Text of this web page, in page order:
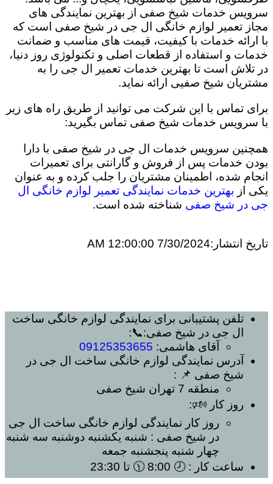
سرویس خدمات شیخ صفی از بهترین نمایندگی های
مجاز تعمیر لوازم خانگی ال جی در شیخ صفی است که
با ارائه خدمات با کیفیت، قیمت های مناسب و ضمانت
خدمات و استفاده از قطعات اصلی و تکنولوژی روز دنیا،
در تلاش است تا بهترین خدمات تعمیر ال جی را به
مشتریان شیخ صفیی ارائه نماید.
برای تماس با این شرکت می توانید از طریق راه های زیر
با سرویس خدمات شیخ صفی تماس بگیرید:
همچنین سرویس خدمات ال جی در شیخ صفی با دارا
بودن خدمات پس از فروش و گارانتی برای تعمیرات
انجام شده، اطمینان مشتریان را جلب کرده و به عنوان
یکی از بهترین خدمات نمایندگی تعمیر لوازم خانگی ال
جی در شیخ صفی شناخته شده است.
تاریخ انتشار:7/30/2024 12:00:00 AM
تلفن پشتیبانی برای نمایندگی لوازم خانگی ساخت
ال جی در شیخ صفی:📞:
آقای هاشمی: 09125353655
آدرس نمایندگی لوازم خانگی ساخت ال جی در
شیخ صفی 📌 :
منطقه 7 تهران
شیخ صفی
روز کار 🕬:
روز کار نمایندگی لوازم خانگی ساخت ال جی
در شیخ صفی : شنبه یکشنبه دوشنبه سه شنبه
چهار شنبه پنجشنبه جمعه
ساعت کار : 🕗 8:00 🕦 تا 23:30